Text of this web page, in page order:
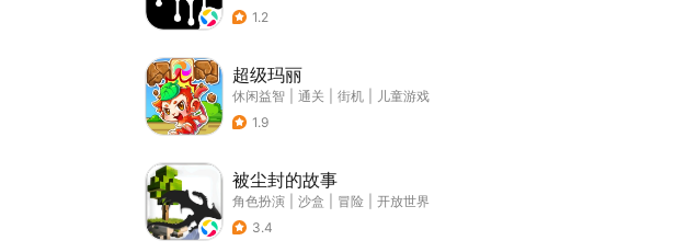
1.2
超级玛丽
休闲益智 通关 街机
儿童游戏
1.9
被尘封的故事
角色扮演 沙盒 冒险
开放世界
3.4